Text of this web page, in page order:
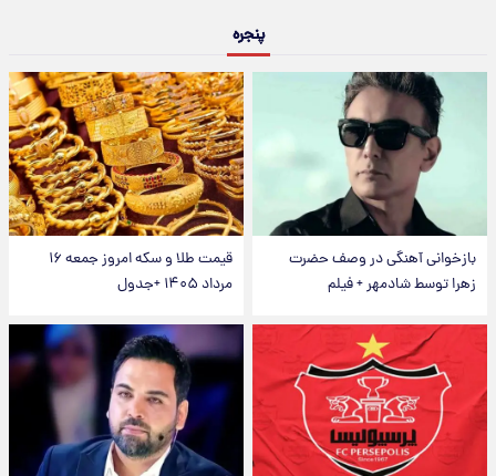
پنجره
بازخوانی آهنگی در وصف حضرت
زهرا توسط شادمهر + فیلم
قیمت طلا و سکه امروز جمعه ۱۶
مرداد ۱۴۰۵ +جدول